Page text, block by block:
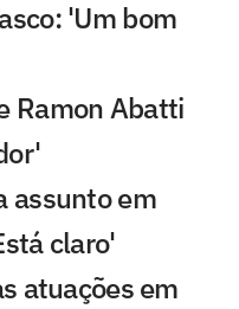
'Um bom
Ramon Abatti
assunto em
claro'
atuações em